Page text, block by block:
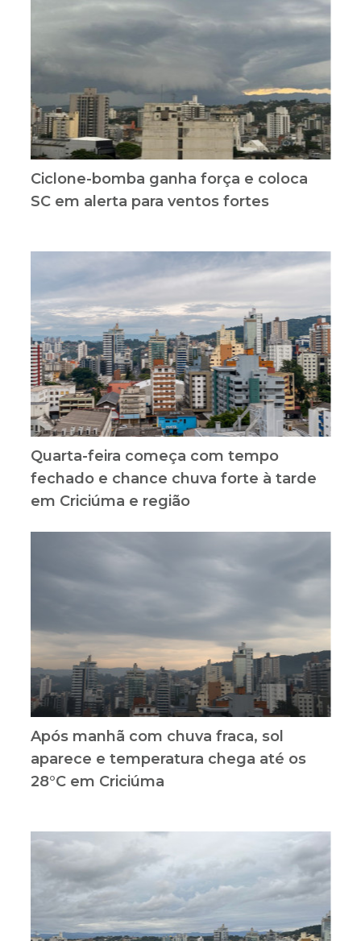
Ciclone-bomba ganha força e coloca
SC em alerta para ventos fortes
Quarta-feira começa com tempo
fechado e chance chuva forte à tarde
em Criciúma e região
Após manhã com chuva fraca, sol
aparece e temperatura chega até os
28°C em Criciúma